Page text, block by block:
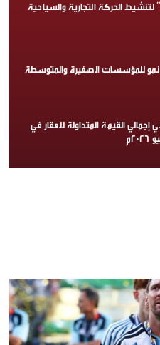
الحركة التجارية والسياحية
نمو للمؤسسات الصغيرة والمتوسطة
إجمالي القيمة المتداولة للعقار في